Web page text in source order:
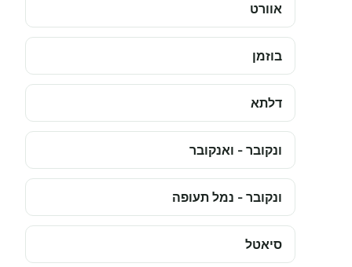
אוורט
בוזמן
דלתא
ונקובר - ואנקובר
ונקובר - נמל תעופה
סיאטל